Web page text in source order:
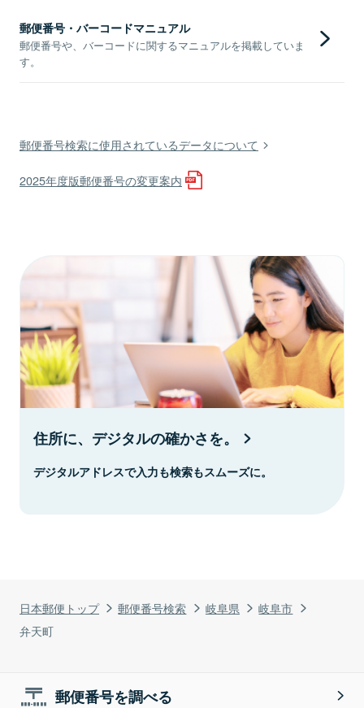
日本郵便トップ 郵便番号検索 岐阜県
岐阜市
弁天町
郵便番号・バーコードマニュアル
郵便番号や、バーコードに関するマニュアルを掲載していま
す。
郵便番号検索に使用されているデータについて
2025年度版郵便番号の変更案内
住所に、デジタルの確かさを。
デジタルアドレスで入力も検索もスムーズに。
郵便番号を調べる